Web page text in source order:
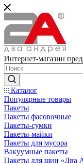
Интернет-магазин
Каталог
Популярные товары
Пакеты
Пакеты фасовочные
Пакеты-сумки
Пакеты-майки
Пакеты для мусора
Вакуумные пакеты
Пакеты для шин «Два